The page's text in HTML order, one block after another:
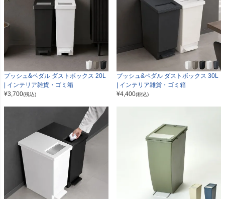
プッシュ&ペダル ダストボックス 20L
| インテリア雑貨・ゴミ箱
¥3,700(税込)
プッシュ&ペダル ダストボックス 30L
| インテリア雑貨・ゴミ箱
¥4,400(税込)